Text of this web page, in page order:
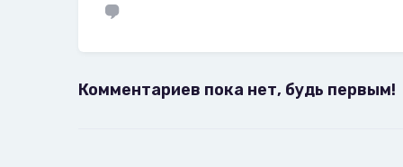
Комментариев пока нет, будь первым!